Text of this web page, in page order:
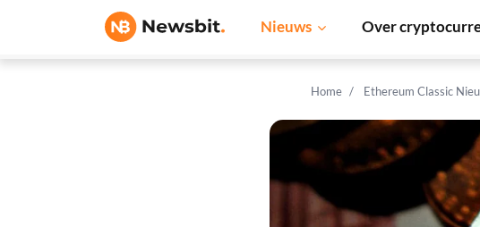
Nieuws Over
Home Ethereum Classic